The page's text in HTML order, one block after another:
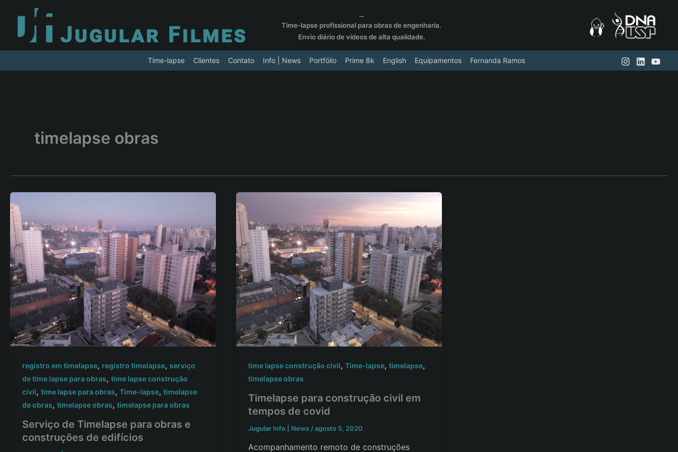
conteúdo
Time-lapse profissional para obras de engenharia.
Envio diário de vídeos de alta qualidade.
Time-lapse Clientes Contato Info | News Portfólio Prime 8k English Equipamentos Fernanda Ramos
timelapse obras
registro em timelapse, registro timelapse, serviço
de time lapse para obras, time lapse construção
civil, time lapse para obras, Time-lapse, timelapse
de obras, timelapse obras, timelapse para obras
Serviço de Timelapse para obras e
construções de edifícios
time lapse construção civil, Time-lapse, timelapse,
timelapse obras
Timelapse para construção civil em
tempos de covid
Jugular Info | News /agosto 5, 2020
Acompanhamento remoto de construções